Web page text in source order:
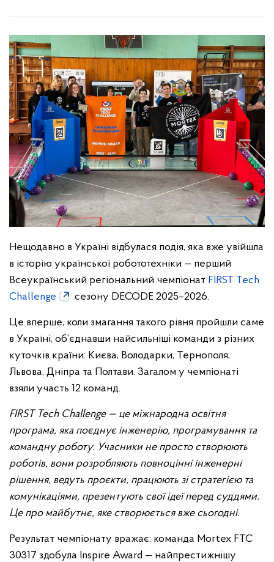
Нещодавно в Україні відбулася подія, яка вже увійшла
в історію української робототехніки — перший
Всеукраїнський регіональний чемпіонат FIRST Tech
Challenge
сезону DECODE 2025–2026.
Це вперше, коли змагання такого рівня пройшли саме
в Україні, об’єднавши найсильніші команди з різних
куточків країни: Києва, Володарки, Тернополя,
Львова, Дніпра та Полтави. Загалом у чемпіонаті
взяли участь 12 команд.
FIRST Tech Challenge — це міжнародна освітня
програма, яка поєднує інженерію, програмування та
командну роботу. Учасники не просто створюють
роботів, вони розробляють повноцінні інженерні
рішення, ведуть проєкти, працюють зі стратегією та
комунікаціями, презентують свої ідеї перед суддями.
Це про майбутнє, яке створюється вже сьогодні.
Результат чемпіонату вражає: команда Mortex FTC
30317 здобула Inspire Award — найпрестижнішу